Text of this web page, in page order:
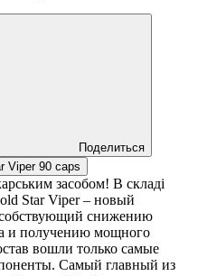
Поделиться
Viper 90 сaps
засобом! В складі
Star Viper – новый
снижению
и получению мощного
вошли только самые
Самый главный из